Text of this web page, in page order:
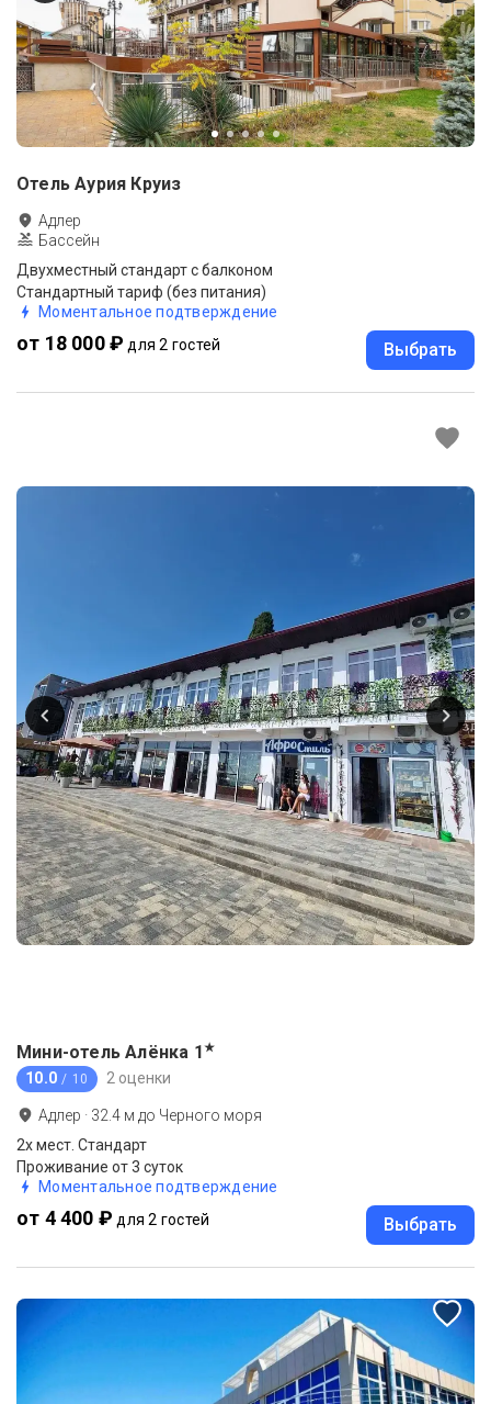
Отель Аурия Круиз
Адлер
Бассейн
Двухместный стандарт с балконом
Стандартный тариф (без питания)
Моментальное подтверждение
от 18 000 ₽ для 2 гостей Выбрать
Мини-отель Алёнка 1★
10.0 / 10 2 оценки
Адлер · 32.4 м до Черного моря
2х мест. Стандарт
Проживание от 3 суток
Моментальное подтверждение
от 4 400 ₽ для 2 гостей Выбрать